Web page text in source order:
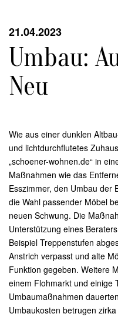
21.04.2023
Umbau:
Neu
Wie aus einer dunklen
und lichtdurchflutetes
„schoener-wohnen.de“ in
Maßnahmen wie das
Esszimmer, den Umbau der
die Wahl passender Möbel
neuen Schwung. Die
Unterstützung eines
Beispiel Treppenstufen
Anstrich verpasst und alte
Funktion gegeben. Weitere
einem Flohmarkt und einige
Umbaumaßnahmen
Umbaukosten betrugen